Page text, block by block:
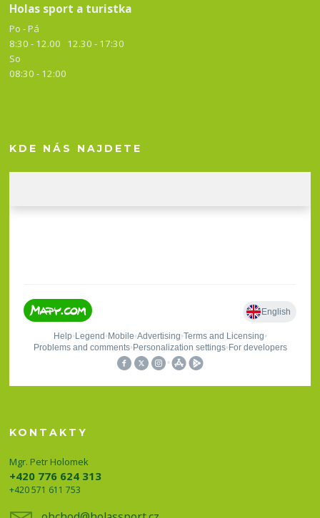
Holas sport a turistka
Po - Pá
8:30 - 12.00 12.30 - 17:30
So
08:30 - 12:00
KDE NÁS NAJDETE
KONTAKTY
Mgr. Petr Holomek
+420 776 624 313
+420 571 611 753